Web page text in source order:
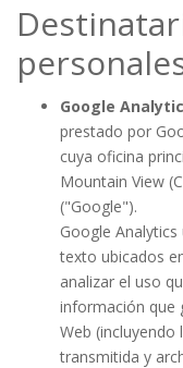
Google
prestado por
cuya oficina
Mountain View
("Google").
Google
texto ubicados
analizar el uso
información que
Web (incluyendo
transmitida y